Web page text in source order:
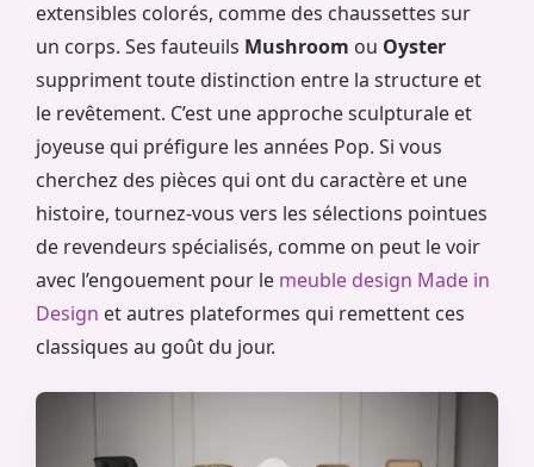
extensibles colorés, comme des chaussettes sur
un corps. Ses fauteuils Mushroom ou Oyster
suppriment toute distinction entre la structure et
le revêtement. C’est une approche sculpturale et
joyeuse qui préfigure les années Pop. Si vous
cherchez des pièces qui ont du caractère et une
histoire, tournez-vous vers les sélections pointues
de revendeurs spécialisés, comme on peut le voir
avec l’engouement pour le meuble design Made in
Design et autres plateformes qui remettent ces
classiques au goût du jour.